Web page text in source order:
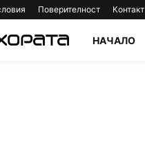
Поверителност Контакт
НАЧАЛО